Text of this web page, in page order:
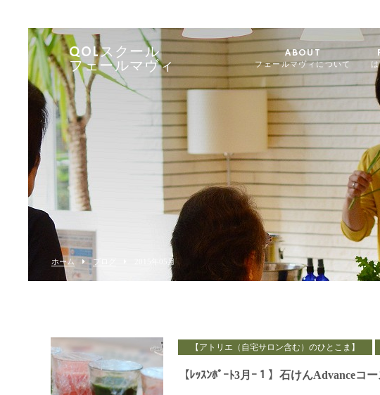
QOLスクール
フェールマヴィ
ABOUT
フェールマヴィについて
ホーム ブログ 2015年05月
【アトリエ（自宅サロン含む）のひとこま】
【ﾚｯｽﾝﾎﾟｰﾄ3月ｰ１】石けんAdvanceコ